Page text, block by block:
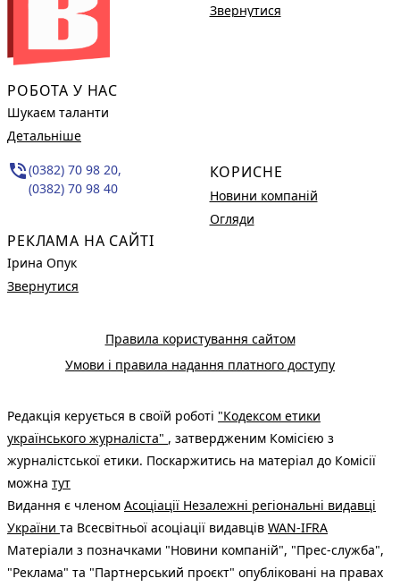
РОБОТА У НАС
Шукаєм таланти
Детальніше
phone_in_talk(0382) 70 98 20,
(0382) 70 98 40
РЕКЛАМА НА САЙТІ
Ірина Опук
Звернутися
Звернутися
КОРИСНЕ
Новини компаній
Огляди
Правила користування сайтом
Умови і правила надання платного доступу
Редакція керується в своїй роботі "Кодексом етики
українського журналіста" , затвердженим Комісією з
журналістської етики. Поскаржитись на матеріал до Комісії
можна тут
Видання є членом Асоціації Незалежні регіональні видавці
України та Всесвітньої асоціації видавців WAN-IFRA
Матеріали з позначками "Новини компаній", "Прес-служба",
"Реклама" та "Партнерський проєкт" опубліковані на правах